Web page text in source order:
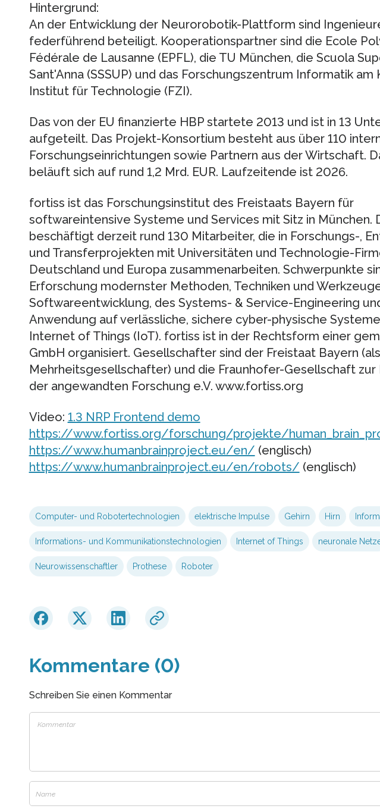
Hintergrund:
An der Entwicklung der Neurorobotik-Plattform sind
federführend beteiligt. Kooperationspartner sind die Ecole
Fédérale de Lausanne (EPFL), die TU München, die Scuola
Sant'Anna (SSSUP) und das Forschungszentrum Informatik am
Institut für Technologie (FZI).
Das von der EU finanzierte HBP startete 2013 und ist in 13
aufgeteilt. Das Projekt-Konsortium besteht aus über 110
Forschungseinrichtungen sowie Partnern aus der Wirtschaft.
beläuft sich auf rund 1,2 Mrd. EUR. Laufzeitende ist 2026.
fortiss ist das Forschungsinstitut des Freistaats Bayern für
softwareintensive Systeme und Services mit Sitz in München.
beschäftigt derzeit rund 130 Mitarbeiter, die in Forschungs-,
und Transferprojekten mit Universitäten und Technologie-
Deutschland und Europa zusammenarbeiten. Schwerpunkte
Erforschung modernster Methoden, Techniken und
Softwareentwicklung, des Systems- & Service-Engineering
Anwendung auf verlässliche, sichere cyber-physische
Internet of Things (IoT). fortiss ist in der Rechtsform einer
GmbH organisiert. Gesellschafter sind der Freistaat Bayern (als
Mehrheitsgesellschafter) und die Fraunhofer-Gesellschaft zur
der angewandten Forschung e.V. www.fortiss.org
Video: 1.3 NRP Frontend demo
https://www.fortiss.org/forschung/projekte/
https://www.humanbrainproject.eu/en/ (englisch)
https://www.humanbrainproject.eu/en/robots/ (englisch)
Computer- und Robotertechnologien elektrische Impulse Gehirn Hirn
Informations- und Kommunikationstechnologien Internet of Things neuronale
Neurowissenschaftler Prothese Roboter
Kommentare (0)
Schreiben Sie einen Kommentar